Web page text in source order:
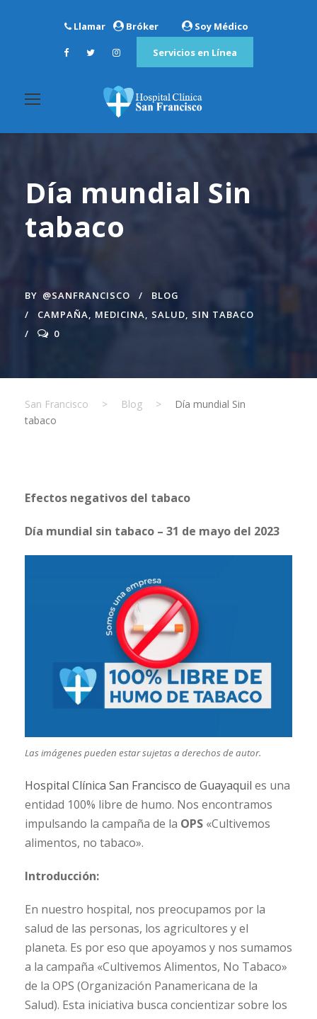
Llamar Bróker Soy Médico
Servicios en Línea
Día mundial Sin
tabaco
BY @SANFRANCISCO
BLOG
CAMPAÑA, MEDICINA, SALUD, SIN TABACO
0
San Francisco > Blog >
Día mundial Sin
tabaco
Efectos negativos del tabaco
Día mundial sin tabaco – 31 de mayo del 2023
Las imágenes pueden estar sujetas a derechos de autor.
Hospital Clínica San Francisco de Guayaquil es una
entidad 100% libre de humo. Nos encontramos
impulsando la campaña de la OPS «Cultivemos
alimentos, no tabaco».
Introducción:
En nuestro hospital, nos preocupamos por la
salud de las personas, los agricultores y el
planeta. Es por eso que apoyamos y nos sumamos
a la campaña «Cultivemos Alimentos, No Tabaco»
de la OPS (Organización Panamericana de la
Salud). Esta iniciativa busca concientizar sobre los